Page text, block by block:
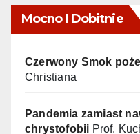
Mocno I Dobitnie
Czerwony Smok
Christiana
Pandemia zamiast
chrystofobii Prof.